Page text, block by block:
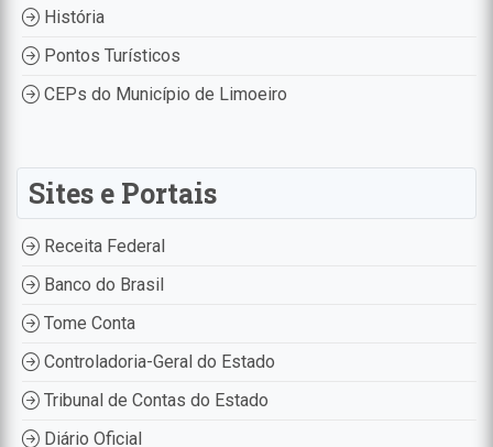
História
Pontos Turísticos
CEPs do Município de Limoeiro
Sites e Portais
Receita Federal
Banco do Brasil
Tome Conta
Controladoria-Geral do Estado
Tribunal de Contas do Estado
Diário Oficial